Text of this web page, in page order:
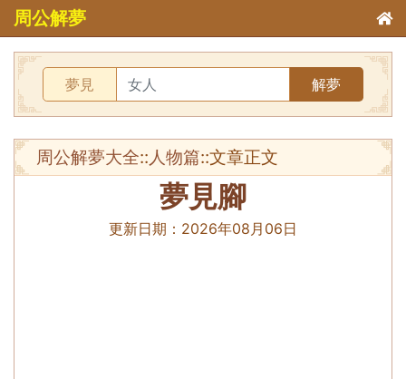
周公解夢
夢見 解夢
周公解夢大全::人物篇::文章正文
夢見腳
更新日期： 2026年08月06日